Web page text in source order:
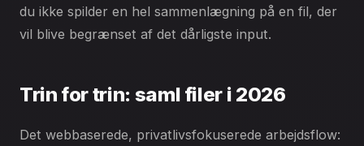
du ikke spilder en hel sammenlægning på en fil, der
vil blive begrænset af det dårligste input.
Trin for trin: saml filer i 2026
Det webbaserede, privatlivsfokuserede arbejdsflow: